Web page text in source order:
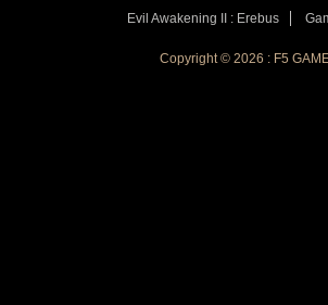
Evil Awakening II : Erebus
Copyright © 2026 : F5